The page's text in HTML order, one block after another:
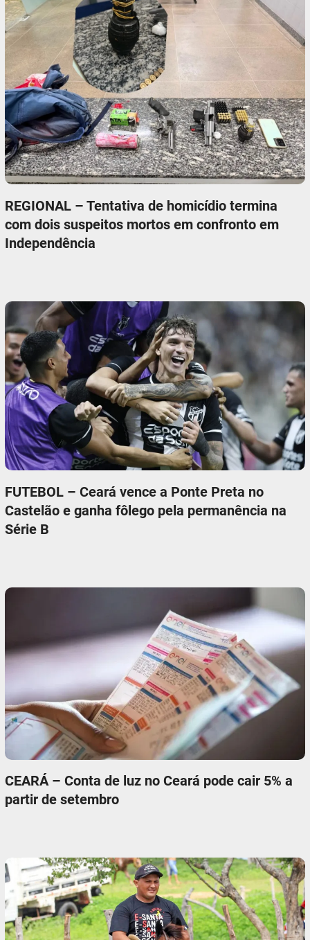
REGIONAL – Tentativa de homicídio termina
com dois suspeitos mortos em confronto em
Independência
FUTEBOL – Ceará vence a Ponte Preta no
Castelão e ganha fôlego pela permanência na
Série B
CEARÁ – Conta de luz no Ceará pode cair 5% a
partir de setembro